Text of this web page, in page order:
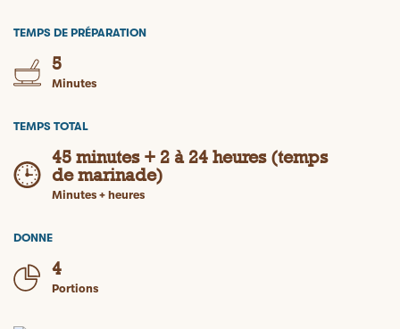
TEMPS DE PRÉPARATION
5
Minutes
TEMPS TOTAL
45 minutes + 2 à 24 heures (temps
de marinade)
Minutes + heures
DONNE
4
Portions